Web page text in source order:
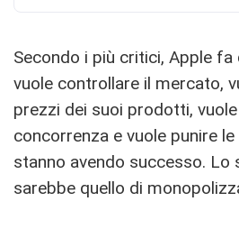
Secondo i più critici, Apple
vuole controllare il mercato,
prezzi dei suoi prodotti,
concorrenza e vuole punire
stanno avendo successo. Lo
sarebbe quello di